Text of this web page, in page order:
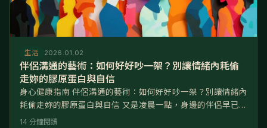
生活 2026.01.02
伴侶溝通的藝術：如何好好吵一架？別讓情緒內耗偷
走妳的膠原蛋白與自信
身心健康指南 伴侶溝通的藝術：如何好好吵一架？別讓情緒內
耗偷走妳的膠原蛋白與自信 又是凌晨一點，身邊的伴侶早已呼
呼大睡，妳卻盯著天花板氣到失眠，腦中不斷重播剛剛爭執的
14 分鐘閱讀